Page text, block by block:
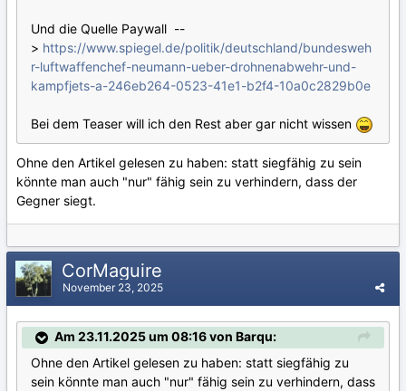
Und die Quelle Paywall --
> https://www.spiegel.de/politik/deutschland/bundesweh
r-luftwaffenchef-neumann-ueber-drohnenabwehr-und-
kampfjets-a-246eb264-0523-41e1-b2f4-10a0c2829b0e
Bei dem Teaser will ich den Rest aber gar nicht wissen
Ohne den Artikel gelesen zu haben: statt siegfähig zu sein
könnte man auch "nur" fähig sein zu verhindern, dass der
Gegner siegt.
CorMaguire
November 23, 2025
Am 23.11.2025 um 08:16 von Barqu:
Ohne den Artikel gelesen zu haben: statt siegfähig zu
sein könnte man auch "nur" fähig sein zu verhindern, dass